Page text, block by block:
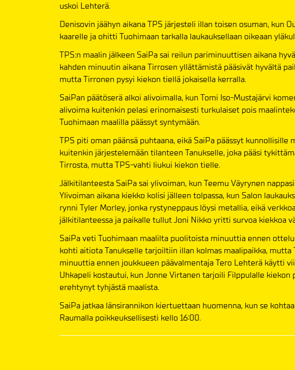
uskoi Lehterä.
Denisovin jäähyn aikana TPS järjesteli illan toisen osuman, kun
kaarelle ja ohitti Tuohimaan tarkalla laukauksellaan oikeaan
TPS:n maalin jälkeen SaiPa sai reilun pariminuuttisen aikana
kahden minuutin aikana Tirrosen yllättämistä pääsivät hyvältä
mutta Tirronen pysyi kiekon tiellä jokaisella kerralla.
SaiPan päätöserä alkoi alivoimalla, kun Tomi Iso-Mustajärvi
alivoima kuitenkin pelasi erinomaisesti turkulaiset pois
Tuohimaan maalilla päässyt syntymään.
TPS piti oman päänsä puhtaana, eikä SaiPa päässyt
kuitenkin järjestelemään tilanteen Tanukselle, joka pääsi
Tirrosta, mutta TPS-vahti liukui kiekon tielle.
Jälkitilanteesta SaiPa sai ylivoiman, kun Teemu Väyrynen
Ylivoiman aikana kiekko kolisi jälleen tolpassa, kun Salon
rynni Tyler Morley, jonka rystyneppaus löysi metallia, eikä
jälkitilanteessa ja paikalle tullut Joni Nikko yritti survoa kiekkoa
SaiPa veti Tuohimaan maalilta puolitoista minuuttia ennen
kohti aitiota Tanukselle tarjoiltiin illan kolmas maalipaikka,
minuuttia ennen joukkueen päävalmentaja Tero Lehterä käytti
Uhkapeli kostautui, kun Jonne Virtanen tarjoili Filppulalle kiekon
erehtynyt tyhjästä maalista.
SaiPa jatkaa länsirannikon kiertuettaan huomenna, kun se
Raumalla poikkeuksellisesti kello 16:00.